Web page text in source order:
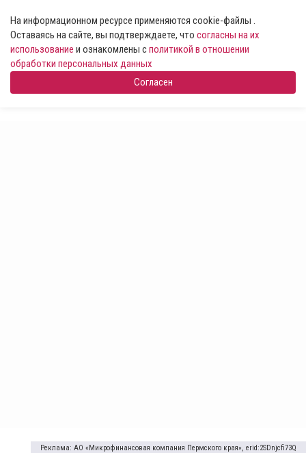
На информационном ресурсе применяются cookie-файлы .
Оставаясь на сайте, вы подтверждаете, что согласны на их
использование и ознакомлены сполитикой в отношении
обработки персональных данных
Согласен
Реклама: АО «Микрофинансовая компания Пермского края», erid:2SDnjcfi73Q